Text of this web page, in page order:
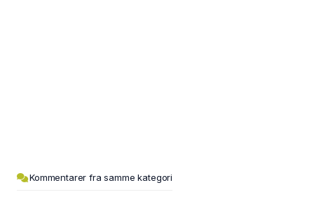
Kommentarer fra samme kategori